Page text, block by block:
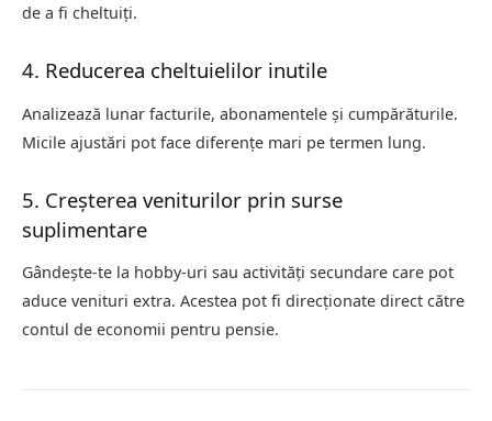
de a fi cheltuiți.
4. Reducerea cheltuielilor inutile
Analizează lunar facturile, abonamentele și cumpărăturile.
Micile ajustări pot face diferențe mari pe termen lung.
5. Creșterea veniturilor prin surse
suplimentare
Gândește-te la hobby-uri sau activități secundare care pot
aduce venituri extra. Acestea pot fi direcționate direct către
contul de economii pentru pensie.